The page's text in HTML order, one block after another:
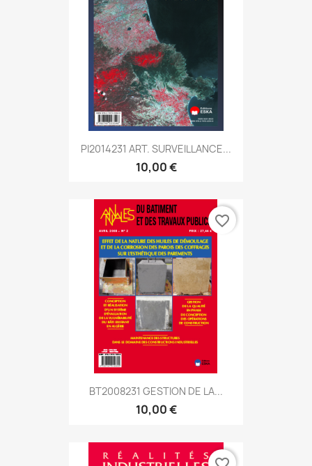
PI2014231 ART. SURVEILLANCE...
10,00 €
BT2008231 GESTION DE LA...
10,00 €
favorite_border